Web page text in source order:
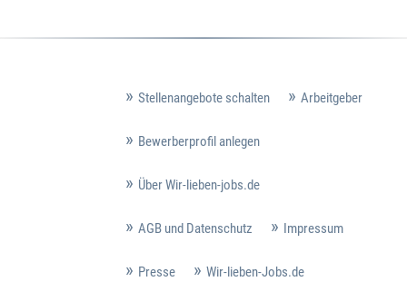
Stellenangebote schalten Arbeitgeber
Bewerberprofil anlegen
Über Wir-lieben-jobs.de
AGB und Datenschutz Impressum
Presse Wir-lieben-Jobs.de